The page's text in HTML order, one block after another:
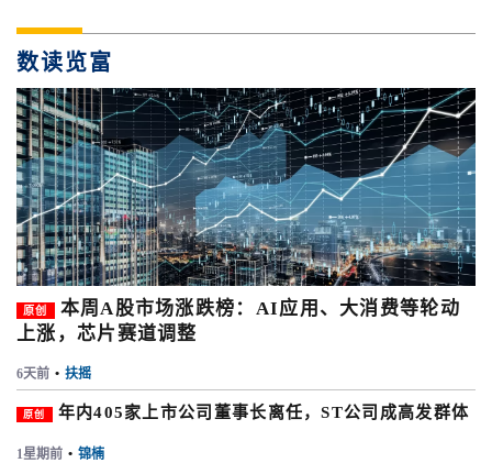
数读览富
原创
本周A股市场涨跌榜：AI应用、大消费等轮动
上涨，芯片赛道调整
6天前 • 扶摇
原创 年内405家上市公司董事长离任，ST公司成高发群体
1星期前 • 锦楠